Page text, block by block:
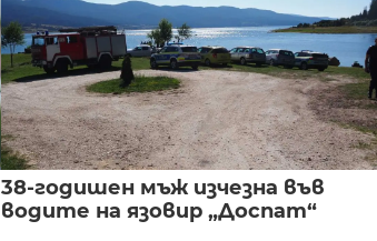
38-годишен мъж изчезна във
водите на язовир „Доспат“